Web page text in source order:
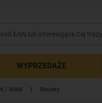
WYPRZEDAŻE
/ WAN Routery